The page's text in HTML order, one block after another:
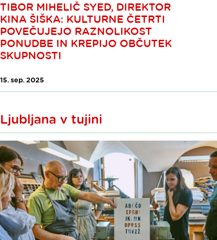
TIBOR MIHELIČ SYED, DIREKTOR
KINA ŠIŠKA: KULTURNE ČETRTI
POVEČUJEJO RAZNOLIKOST
PONUDBE IN KREPIJO OBČUTEK
SKUPNOSTI
15. sep. 2025
Ljubljana v tujini